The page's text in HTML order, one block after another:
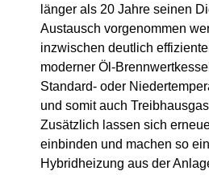
länger als 20 Jahre seinen
Austausch vorgenommen
inzwischen deutlich
moderner Öl-
Standard- oder
und somit auch
Zusätzlich lassen sich
einbinden und machen so
Hybridheizung aus der